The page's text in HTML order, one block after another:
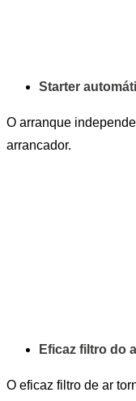
Starter
O arranque
arrancador.
Eficaz filtro do
O eficaz filtro de ar